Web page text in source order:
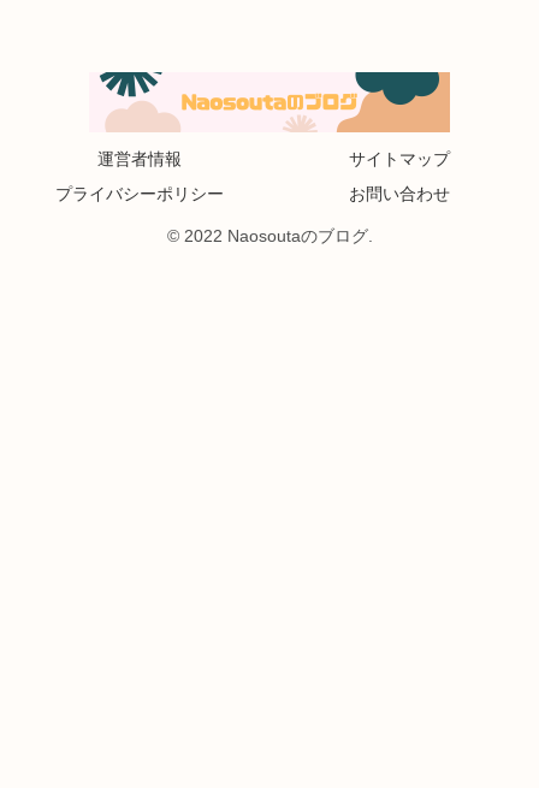
運営者情報
サイトマップ
プライバシーポリシー
お問い合わせ
© 2022 Naosoutaのブログ.